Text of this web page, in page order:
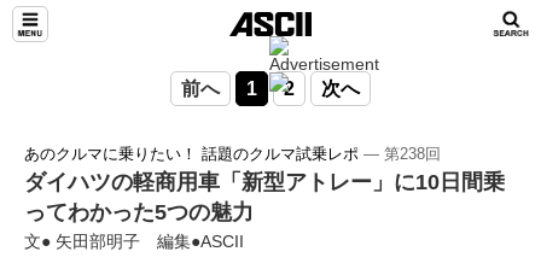
前へ 1 2 次へ
あのクルマに乗りたい！ 話題のクルマ試乗レポ ― 第238回
ダイハツの軽商用車「新型アトレー」に10日間乗
ってわかった5つの魅力
文● 矢田部明子 編集●ASCII